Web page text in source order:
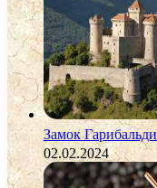
Замок
02.02.2024